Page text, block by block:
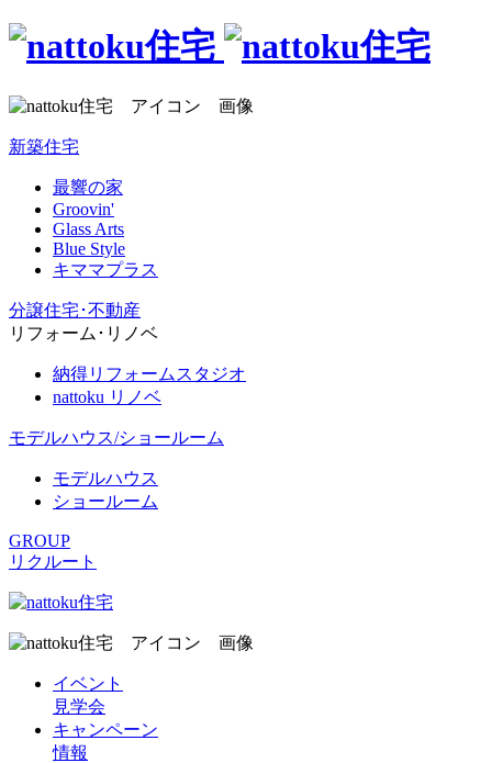
新築住宅
最響の家
Groovin'
Glass Arts
Blue Style
キママプラス
分譲住宅･不動産
リフォーム･リノベ
納得リフォームスタジオ
nattoku リノベ
モデルハウス/ショールーム
モデルハウス
ショールーム
GROUP
リクルート
イベント
見学会
キャンペーン
情報